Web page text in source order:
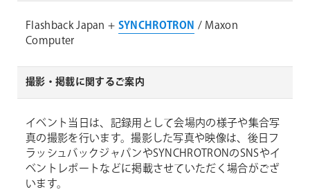
Flashback Japan + SYNCHROTRON / Maxon
Computer
撮影・掲載に関するご案内
イベント当日は、記録用として会場内の様子や集合写
真の撮影を行います。撮影した写真や映像は、後日フ
ラッシュバックジャパンやSYNCHROTRONのSNSやイ
ベントレポートなどに掲載させていただく場合がござ
います。